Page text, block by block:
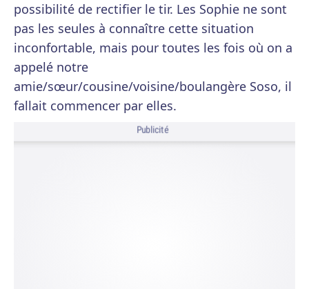
possibilité de rectifier le tir. Les Sophie ne sont
pas les seules à connaître cette situation
inconfortable, mais pour toutes les fois où on a
appelé notre
amie/sœur/cousine/voisine/boulangère Soso, il
fallait commencer par elles.
Publicité